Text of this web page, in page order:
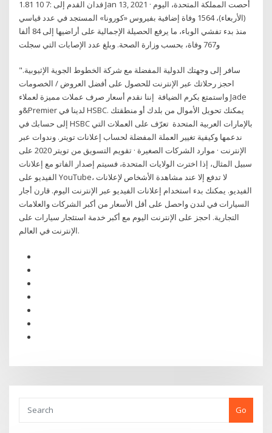
1.81 10 7: فدان القدم إلى Jan 13, 2021 · أحصت المملكة المتحدة، اليوم
(الأربعاء)، 1564 وفاة إضافية بفيروس «كورونا» المستجد في عدد قياسي
منذ بدء تفشي الوباء، ما يرفع الحصيلة الإجمالية على أراضيها إلى 84 ألفا
و767 وفاة، بحسب وزارة الصحة. وبلغ عدد الإصابات التي سجلت
"سافر إلى وجهتك الدولية المفضلة مع شركة الخطوط الجوية الإثيوبية.
احجز رحلاتك عبر الإنترنت للحصول على أفضل العروض / الخصومات
واستمتع بكرم الضيافة إننا نقدم أسعار صرف عملات مميزة لعملاء Jade
و&Premier لدينا في HSBC. يمكنك تحويل الأموال من بلدك أو منطقتك
إلى حسابك في HSBC بالإمارات العربية المتحدة تعرّف على العملات التي
ندعمها وكيفية تغيير العملة المفضلة لحساب إعلانات تويتر. وندوات عبر
الإنترنت · موارد الشركات الصغيرة · تقويم التسويق من تويتر 2020 على
سبيل المثال، إذا اخترت الولايات المتحدة، فسيتم إصدار الفاتو مع إعلانات
الفيديو على YouTube، لا تدفع إلا عند مشاهدة الأشخاص لإعلانات
الفيديو. يمكنك بدء استخدام إعلانات الفيديو عبر الإنترنت اليوم. قارن أجار
السيارات في لندن واحصل على أقل الأسعار من أكبر الشركات والعلامات
التجارية. احجز على الإنترنت اليوم مع أكبر خدمة استئجار سيارات على
الإنترنت في العالم.
Go